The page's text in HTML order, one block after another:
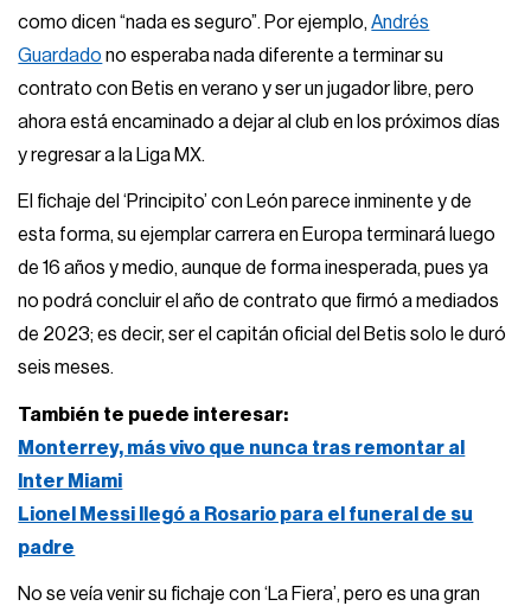
como dicen “nada es seguro”. Por ejemplo,Andrés
Guardado no esperaba nada diferente a terminar su
contrato con Betis en verano y ser un jugador libre, pero
ahora está encaminado a dejar al club en los próximos días
y regresar a la Liga MX.
El fichaje del ‘Principito’ con León parece inminente y de
esta forma, su ejemplar carrera en Europa terminará luego
de 16 años y medio, aunque de forma inesperada, pues ya
no podrá concluir el año de contrato que firmó a mediados
de 2023; es decir, ser el capitán oficial del Betis solo le duró
seis meses.
También te puede interesar:
Monterrey, más vivo que nunca tras remontar al
Inter Miami
Lionel Messi llegó a Rosario para el funeral de su
padre
No se veía venir su fichaje con ‘La Fiera’, pero es una gran